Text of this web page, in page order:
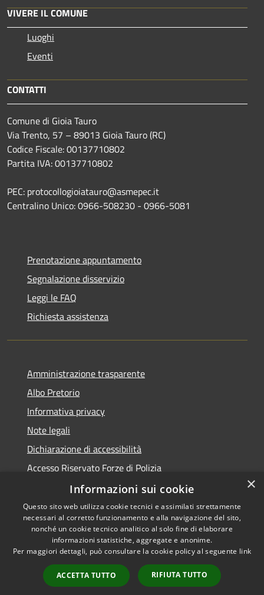
VIVERE IL COMUNE
Luoghi
Eventi
CONTATTI
Comune di Gioia Tauro
Via Trento, 57 – 89013 Gioia Tauro (RC)
Codice Fiscale: 00137710802
Partita IVA: 00137710802
PEC: protocollogioiatauro@asmepec.it
Centralino Unico: 0966-508230 - 0966-5081
Prenotazione appuntamento
Segnalazione disservizio
Leggi le FAQ
Richiesta assistenza
Amministrazione trasparente
Albo Pretorio
Informativa privacy
Note legali
Dichiarazione di accessibilità
Accesso Riservato Forze di Polizia
Archivio vecchio sito
RSS
Accessibilità
Copyright © 2026 • Comune di
Municipium•
Accesso
redazione
×
Informazioni sui cookie
Questo sito web utilizza cookie tecnici e assimilati strettamente
necessari al corretto funzionamento e alla navigazione del sito,
nonché un cookie tecnico analitico al solo fine di elaborare
informazioni statistiche, aggregate e anonime.
Per maggiori dettagli, può consultare la cookie policy al seguente link
ACCETTA TUTTO RIFIUTA TUTTO